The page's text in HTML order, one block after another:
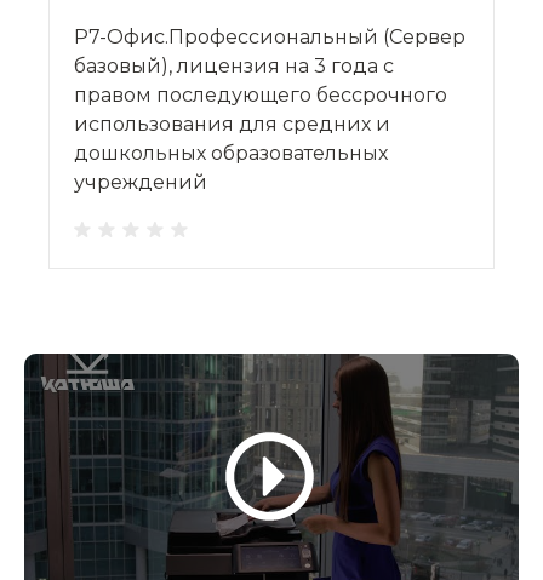
Р7-Офис.Профессиональный (Сервер
базовый), лицензия на 3 года с
правом последующего бессрочного
использования для средних и
дошкольных образовательных
учреждений